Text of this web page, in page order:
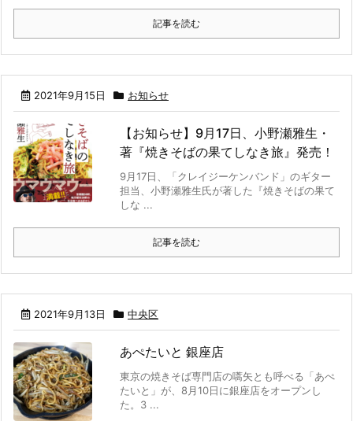
記事を読む
2021年9月15日 お知らせ
【お知らせ】9月17日、小野瀬雅生・
著『焼きそばの果てしなき旅』発売！
9月17日、「クレイジーケンバンド」のギター
担当、小野瀬雅生氏が著した『焼きそばの果て
しな ...
記事を読む
2021年9月13日 中央区
あぺたいと 銀座店
東京の焼きそば専門店の嚆矢とも呼べる「あぺ
たいと」が、8月10日に銀座店をオープンし
た。3 ...